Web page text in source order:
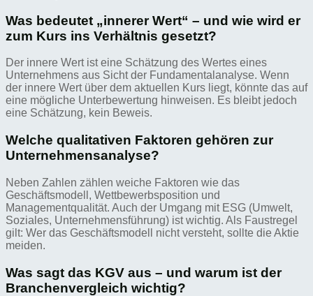
Was bedeutet „innerer Wert“ – und wie wird er
zum Kurs ins Verhältnis gesetzt?
Der innere Wert ist eine Schätzung des Wertes eines
Unternehmens aus Sicht der Fundamentalanalyse. Wenn
der innere Wert über dem aktuellen Kurs liegt, könnte das auf
eine mögliche Unterbewertung hinweisen. Es bleibt jedoch
eine Schätzung, kein Beweis.
Welche qualitativen Faktoren gehören zur
Unternehmensanalyse?
Neben Zahlen zählen weiche Faktoren wie das
Geschäftsmodell, Wettbewerbsposition und
Managementqualität. Auch der Umgang mit ESG (Umwelt,
Soziales, Unternehmensführung) ist wichtig. Als Faustregel
gilt: Wer das Geschäftsmodell nicht versteht, sollte die Aktie
meiden.
Was sagt das KGV aus – und warum ist der
Branchenvergleich wichtig?